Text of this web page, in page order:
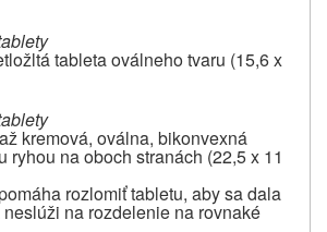
tableta oválneho tvaru (15,6 x
kremová, oválna, bikonvexná
ryhou na oboch stranách (22,5 x 11
rozlomiť tabletu, aby sa dala
na rozdelenie na rovnaké